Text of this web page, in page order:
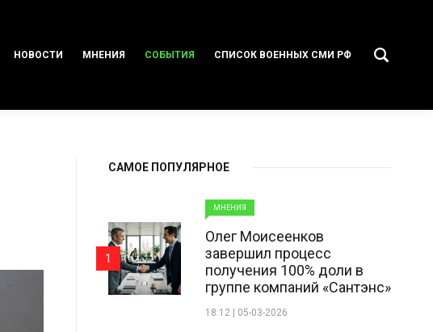
НОВОСТИ МНЕНИЯ СОБЫТИЯ СПИСОК ВОЕННЫХ СМИ РФ
САМОЕ ПОПУЛЯРНОЕ
МНЕНИЯ
Олег Моисеенков
завершил процесс
получения 100% доли в
группе компаний «Сантэнс»
18:12 | 05-03-2026
1